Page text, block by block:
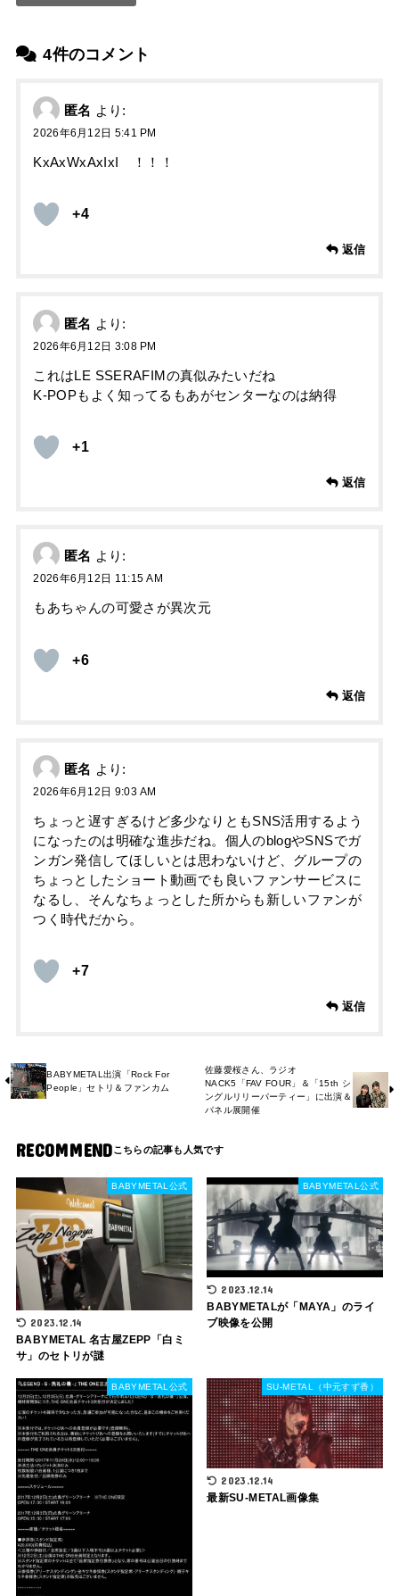
4件のコメント
匿名 より:
2026年6月12日 5:41 PM
KхAхWхAхIхI ！！！
+4
返信
匿名 より:
2026年6月12日 3:08 PM
これはLE SSERAFIMの真似みたいだね
K-POPもよく知ってるもあがセンターなのは納得
+1
返信
匿名 より:
2026年6月12日 11:15 AM
もあちゃんの可愛さが異次元
+6
返信
匿名 より:
2026年6月12日 9:03 AM
ちょっと遅すぎるけど多少なりともSNS活用するよう
になったのは明確な進歩だね。個人のblogやSNSでガ
ンガン発信してほしいとは思わないけど、グループの
ちょっとしたショート動画でも良いファンサービスに
なるし、そんなちょっとした所からも新しいファンが
つく時代だから。
+7
返信
BABYMETAL出演「Rock For
People」セトリ＆ファンカム
佐藤愛桜さん、ラジオ
NACK5「FAV FOUR」＆「15th シ
ングルリリーパーティー」に出演＆
パネル展開催
RECOMMEND
BABYMETAL公式
2023.12.14
BABYMETAL 名古屋ZEPP「白ミ
サ」のセトリが謎
BABYMETAL公式
2023.12.14
BABYMETALが「MAYA」のライ
ブ映像を公開
BABYMETAL公式 SU-METAL（中元すず香）
2023.12.14
最新SU-METAL画像集